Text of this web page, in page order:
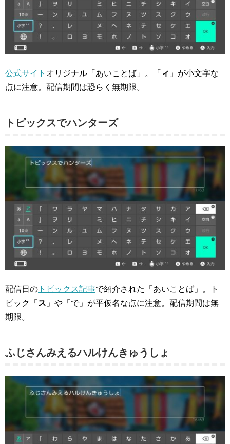
公式サイト オリジナル「あいことば」。「 ィ 」が小文字な
点に注意。配信期間は恐らく無期限。
トピックスでハンターズ
配信日の トピックス記事で紹介された「あいことば」。ト
ピック「 ス 」や「で」が平仮名な点に注意。配信期間は無
期限。
ふじさんみえるハルけんきゅうしょ